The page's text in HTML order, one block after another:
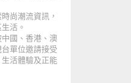
尚潮流資訊，
活。
國、香港、澳
單位邀請接受
活體驗及正能